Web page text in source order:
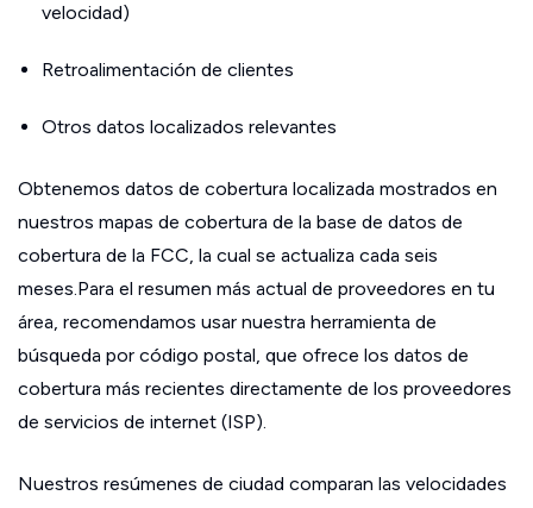
velocidad)
Retroalimentación de clientes
Otros datos localizados relevantes
Obtenemos datos de cobertura localizada mostrados en
nuestros mapas de cobertura de la base de datos de
cobertura de la FCC, la cual se actualiza cada seis
meses.Para el resumen más actual de proveedores en tu
área, recomendamos usar nuestra herramienta de
búsqueda por código postal, que ofrece los datos de
cobertura más recientes directamente de los proveedores
de servicios de internet (ISP).
Nuestros resúmenes de ciudad comparan las velocidades